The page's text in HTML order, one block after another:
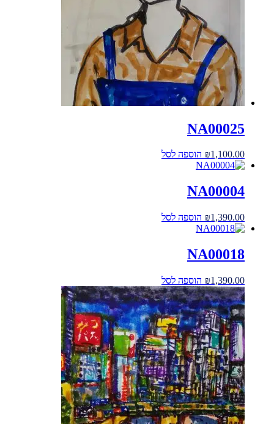
NA00025
₪1,100.00 הוספה לסל
NA00004
₪1,390.00 הוספה לסל
NA00018
₪1,390.00 הוספה לסל